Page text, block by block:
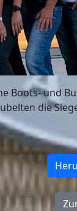
Boots- und
die